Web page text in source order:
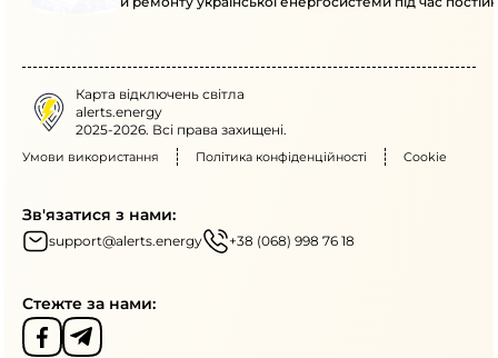
Карта відключень світла
alerts.energy
2025-2026. Всі права захищені.
Умови використання Політика конфіденційності Cookie
Зв'язатися з нами:
support@alerts.energy +38 (068) 998 76 18
Стежте за нами: